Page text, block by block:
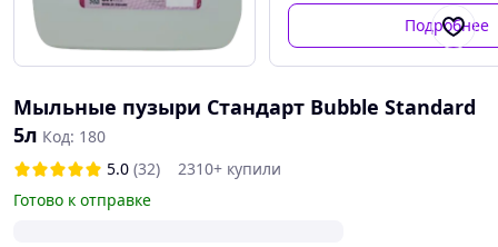
Подробнее
Мыльные пузыри Стандарт Bubble Standard
5л Код: 180
5.0 (32)
2310+ купили
Готово к отправке